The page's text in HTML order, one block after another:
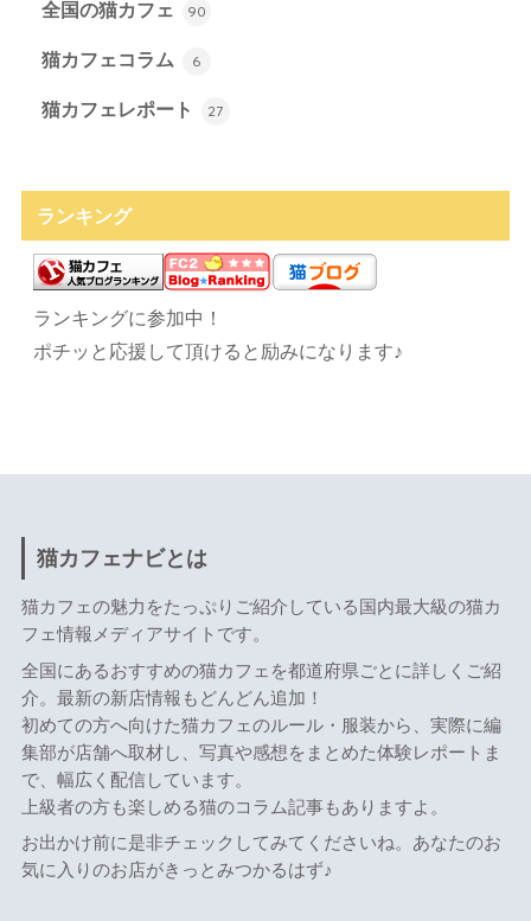
全国の猫カフェ 90
猫カフェコラム 6
猫カフェレポート 27
ランキング
ランキングに参加中！
ポチッと応援して頂けると励みになります♪
猫カフェナビとは
猫カフェの魅力をたっぷりご紹介している国内最大級の猫カ
フェ情報メディアサイトです。
全国にあるおすすめの猫カフェを都道府県ごとに詳しくご紹
介。最新の新店情報もどんどん追加！
初めての方へ向けた猫カフェのルール・服装から、実際に編
集部が店舗へ取材し、写真や感想をまとめた体験レポートま
で、幅広く配信しています。
上級者の方も楽しめる猫のコラム記事もありますよ。
お出かけ前に是非チェックしてみてくださいね。あなたのお
気に入りのお店がきっとみつかるはず♪